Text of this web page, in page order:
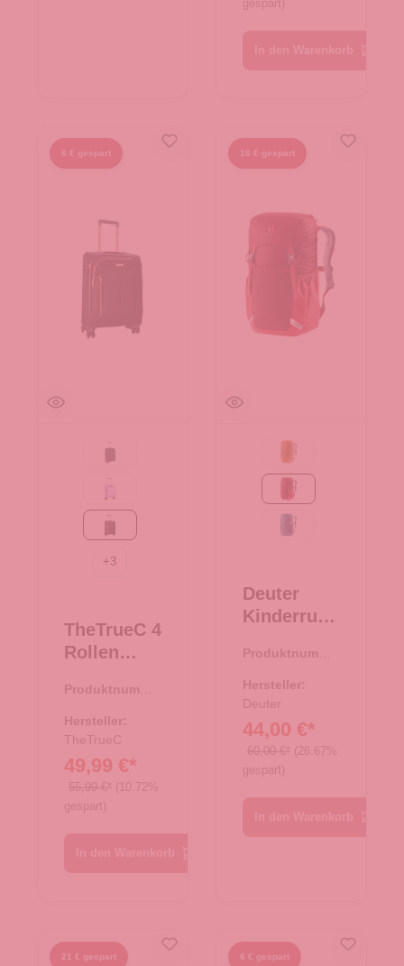
gespart)
6 € gespart
Black
Flieder
black/rose
+3
TheTrueC 4
Rollen
Superlight
55cm
Kopenhage
n
black/rose
Produktnumme
Hersteller:
TheTrueC
49,99 €*
55,99 €* (10.72%
gespart)
16 € gespart
maple-amber
masala-cherry
wave-nightblue
Deuter
Kinderruck
Junior
masala-
cherry
Produktnumme
Hersteller:
Deuter
44,00 €*
60,00 €* (26.67%
gespart)
21 € gespart 6 € gespart